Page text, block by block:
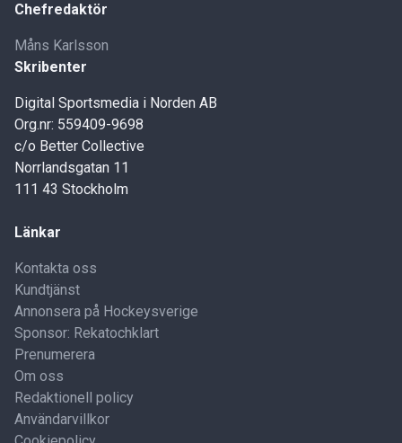
Chefredaktör
Måns Karlsson
Skribenter
Digital Sportsmedia i Norden AB
Org.nr: 559409-9698
c/o Better Collective
Norrlandsgatan 11
111 43 Stockholm
Länkar
Kontakta oss
Kundtjänst
Annonsera på Hockeysverige
Sponsor: Rekatochklart
Prenumerera
Om oss
Redaktionell policy
Användarvillkor